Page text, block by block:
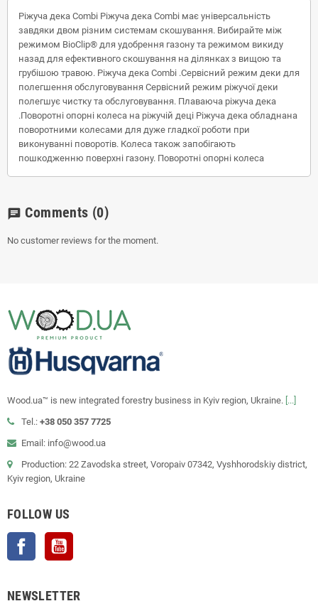
Ріжуча дека Combi Ріжуча дека Combi має універсальність
завдяки двом різним системам скошування. Вибирайте між
режимом BioClip® для удобрення газону та режимом викиду
назад для ефективного скошування на ділянках з вищою та
грубішою травою. Ріжуча дека Combi .Сервісний режим деки для
полегшення обслуговування Сервісний режим ріжучої деки
полегшує чистку та обслуговування. Плаваюча ріжуча дека
.Поворотні опорні колеса на ріжучій деці Ріжуча дека обладнана
поворотними колесами для дуже гладкої роботи при
виконуванні поворотів. Колеса також запобігають
пошкодженню поверхні газону. Поворотні опорні колеса
chat Comments (0)
No customer reviews for the moment.
Wood.ua™ is new integrated forestry business in Kyiv region, Ukraine. [...]
Tel.: +38 050 357 7725
Email: info@wood.ua
Production: 22 Zavodska street, Voropaiv 07342, Vyshhorodskiy district,
Kyiv region, Ukraine
FOLLOW US
Facebook
NEWSLETTER